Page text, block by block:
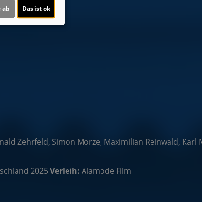
klicken.
Zehrfeld, Simon Morze, Maximilian Reinwald, Karl
2025Verleih: Alamode Film
ab Das ist ok